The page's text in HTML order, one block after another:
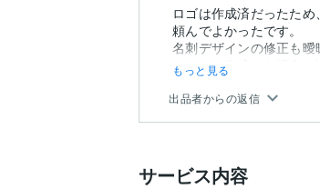
ロゴは作成済だったた
頼んでよかったです。
名刺デザインの修正も
ページを作成した場合の
もっと見る
出品者からの返信
サービス内容